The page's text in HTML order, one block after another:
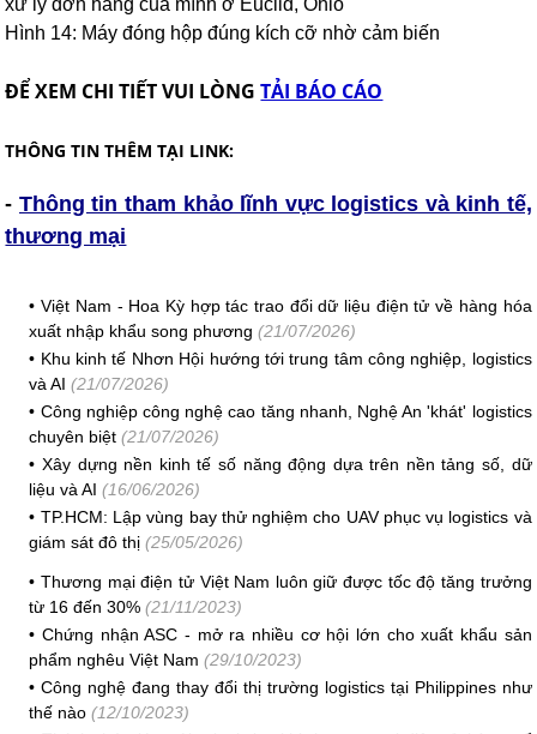
xử lý đơn hàng của mình ở Euclid, Ohio
Hình 14: Máy đóng hộp đúng kích cỡ nhờ cảm biến
ĐỂ XEM CHI TIẾT VUI LÒNGTẢI BÁO CÁO
THÔNG TIN THÊM TẠI LINK:
- Thông tin tham khảo lĩnh vực logistics và kinh tế,
thương mại
•Việt Nam - Hoa Kỳ hợp tác trao đổi dữ liệu điện tử về hàng hóa
xuất nhập khẩu song phương (21/07/2026)
• Khu kinh tế Nhơn Hội hướng tới trung tâm công nghiệp, logistics
và AI (21/07/2026)
• Công nghiệp công nghệ cao tăng nhanh, Nghệ An 'khát' logistics
chuyên biệt (21/07/2026)
•Xây dựng nền kinh tế số năng động dựa trên nền tảng số, dữ
liệu và AI (16/06/2026)
• TP.HCM: Lập vùng bay thử nghiệm cho UAV phục vụ logistics và
giám sát đô thị (25/05/2026)
•Thương mại điện tử Việt Nam luôn giữ được tốc độ tăng trưởng
từ 16 đến 30% (21/11/2023)
•Chứng nhận ASC - mở ra nhiều cơ hội lớn cho xuất khẩu sản
phẩm nghêu Việt Nam (29/10/2023)
•Công nghệ đang thay đổi thị trường logistics tại Philippines như
thế nào (12/10/2023)